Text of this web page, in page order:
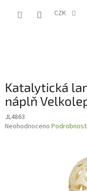
CZK
Katalytická
náplň
JL4863
Průměrné
Neohodnoceno